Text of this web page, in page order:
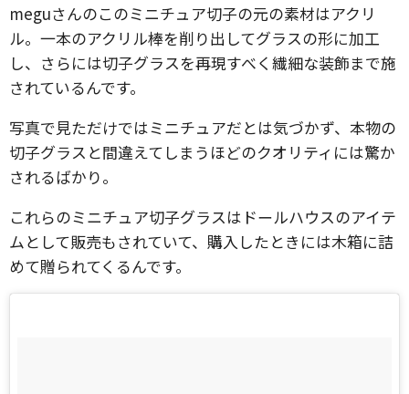
meguさんのこのミニチュア切子の元の素材はアクリ
ル。一本のアクリル棒を削り出してグラスの形に加工
し、さらには切子グラスを再現すべく繊細な装飾まで施
されているんです。
写真で見ただけではミニチュアだとは気づかず、本物の
切子グラスと間違えてしまうほどのクオリティには驚か
されるばかり。
これらのミニチュア切子グラスはドールハウスのアイテ
ムとして販売もされていて、購入したときには木箱に詰
めて贈られてくるんです。